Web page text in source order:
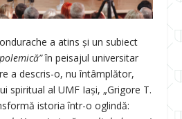
a atins și un subiect
în peisajul universitar
a descris-o, nu întâmplător,
spiritual al UMF Iași, „Grigore T.
istoria într-o oglindă: